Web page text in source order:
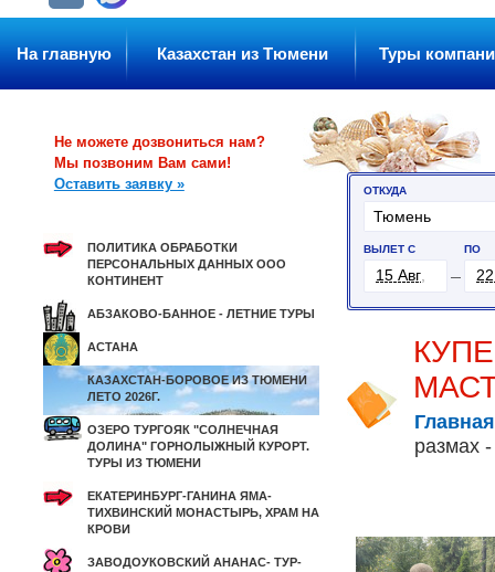
На главную Казахстан из Тюмени Туры
Не можете дозвониться нам?
Мы позвоним Вам сами!
Оставить заявку »
ПОЛИТИКА ОБРАБОТКИ
ПЕРСОНАЛЬНЫХ ДАННЫХ ООО
КОНТИНЕНТ
АБЗАКОВО-БАННОЕ - ЛЕТНИЕ ТУРЫ
АСТАНА
КАЗАХСТАН-БОРОВОЕ ИЗ ТЮМЕНИ
ЛЕТО 2026Г.
ОЗЕРО ТУРГОЯК "СОЛНЕЧНАЯ
ДОЛИНА" ГОРНОЛЫЖНЫЙ КУРОРТ.
ТУРЫ ИЗ ТЮМЕНИ
ЕКАТЕРИНБУРГ-ГАНИНА ЯМА-
ТИХВИНСКИЙ МОНАСТЫРЬ, ХРАМ НА
КРОВИ
ЗАВОДОУКОВСКИЙ АНАНАС- ТУР-
Главная
размах